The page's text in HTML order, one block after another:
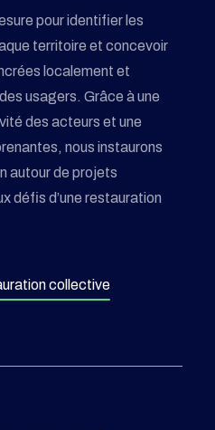
pour identifier les
territoire et concevoir
localement et
usagers. Grâce à une
des acteurs et une
nous instaurons
autour de projets
défis d’une restauration
collective